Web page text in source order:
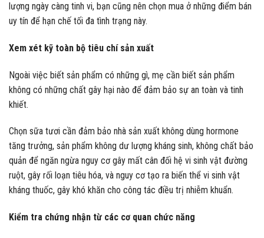
lượng ngày càng tinh vi, bạn cũng nên chọn mua ở những điểm bán
uy tín để hạn chế tối đa tình trạng này.
Xem xét kỹ toàn bộ tiêu chí sản xuất
Ngoài việc biết sản phẩm có những gì, mẹ cần biết sản phẩm
không có những chất gây hại nào để đảm bảo sự an toàn và tinh
khiết.
Chọn sữa tươi cần đảm bảo nhà sản xuất không dùng hormone
tăng trưởng, sản phẩm không dư lượng kháng sinh, không chất bảo
quản để ngăn ngừa nguy cơ gây mất cân đối hệ vi sinh vật đường
ruột, gây rối loạn tiêu hóa, và nguy cơ tạo ra biến thể vi sinh vật
kháng thuốc, gây khó khăn cho công tác điều trị nhiễm khuẩn.
Kiểm tra chứng nhận từ các cơ quan chức năng